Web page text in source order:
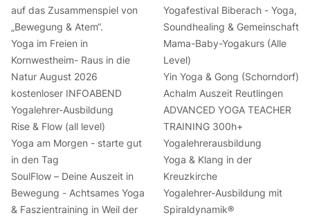
auf das Zusammenspiel von
„Bewegung & Atem“.
Yoga im Freien in
Kornwestheim- Raus in die
Natur August 2026
kostenloser INFOABEND
Yogalehrer-Ausbildung
Rise & Flow (all level)
Yoga am Morgen - starte gut
in den Tag
SoulFlow – Deine Auszeit in
Bewegung - Achtsames Yoga
& Faszientraining in Weil der
Yogafestival Biberach - Yoga,
Soundhealing & Gemeinschaft
Mama-Baby-Yogakurs (Alle
Level)
Yin Yoga & Gong (Schorndorf)
Achalm Auszeit Reutlingen
ADVANCED YOGA TEACHER
TRAINING 300h+
Yogalehrerausbildung
Yoga & Klang in der
Kreuzkirche
Yogalehrer-Ausbildung mit
Spiraldynamik®